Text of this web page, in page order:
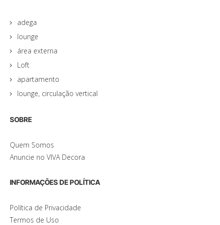
adega
lounge
área externa
Loft
apartamento
lounge, circulação vertical
SOBRE
Quem Somos
Anuncie no VIVA Decora
INFORMAÇÕES DE POLÍTICA
Política de Privacidade
Termos de Uso